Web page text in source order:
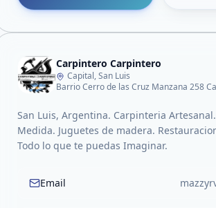
Carpintero Carpintero
Capital, San Luis
Barrio Cerro de las Cruz Manzana 258
San Luis, Argentina. Carpinteria
Medida. Juguetes de madera.
Todo lo que te puedas Imaginar.
Email